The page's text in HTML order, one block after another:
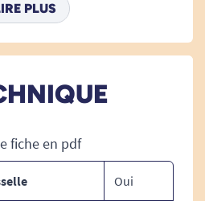
et verres
PLUS
fiche en pdf
Oui